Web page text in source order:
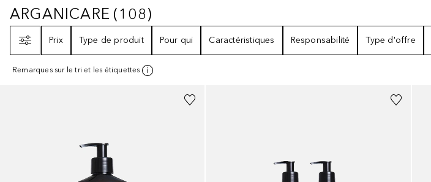
ARGANICARE108RÉSULTATS
ARGANICARE (108)
Prix
Type de produit Pour qui Caractéristiques Responsabilité Type d'offre
Remarques sur le tri et les étiquettes